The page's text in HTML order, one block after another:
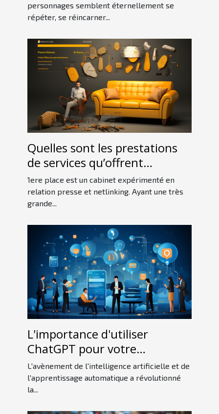
personnages semblent éternellement se
répéter, se réincarner...
Quelles sont les prestations
de services qu’offrent
1erePlace ?
1ere place est un cabinet expérimenté en
relation presse et netlinking. Ayant une très
grande...
L'importance d'utiliser
ChatGPT pour votre
entreprise
L'avènement de l'intelligence artificielle et de
l'apprentissage automatique a révolutionné
la...